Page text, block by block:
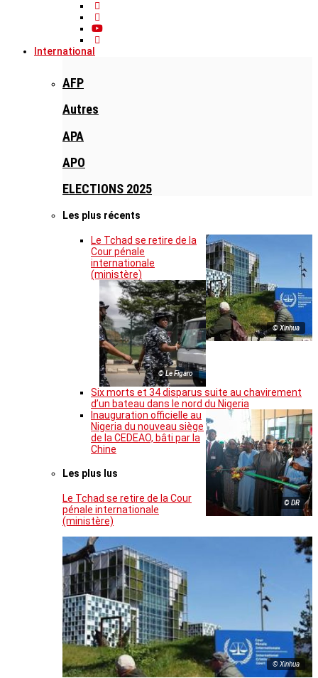
International
AFP
Autres
APA
APO
ELECTIONS 2025
Les plus récents
© Xinhua
Le Tchad se retire de la
Cour pénale
internationale
(ministère)
© Le Figaro
Six morts et 34 disparus suite au chavirement
d’un bateau dans le nord du Nigeria
© DR
Inauguration officielle au
Nigeria du nouveau siège
de la CEDEAO, bâti par la
Chine
Les plus lus
Le Tchad se retire de la Cour
pénale internationale
(ministère)
© Xinhua